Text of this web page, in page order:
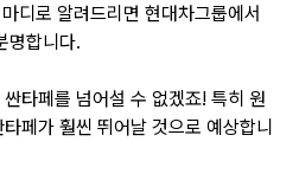
디로 알려드리면 현대차그룹에서
명합니다.
타페를 넘어설 수 없겠죠! 특히 원
페가 훨씬 뛰어날 것으로 예상합니